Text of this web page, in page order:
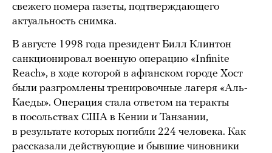
свежего номера газеты, подтверждающего
актуальность снимка.
В августе 1998 года президент Билл Клинтон
санкционировал военную операцию «Infinite
Reach», в ходе которой в афганском городе Хост
были разгромлены тренировочные лагеря «Аль-
Каеды». Операция стала ответом на теракты
в посольствах США в Кении и Танзании,
в результате которых погибли 224 человека. Как
рассказали действующие и бывшие чиновники